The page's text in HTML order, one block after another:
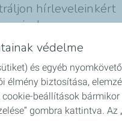
hírleveleinkért
a legérdekesebb hírekről
világából
fields
védelme
és egyéb
élmény biztosítása,
cookie-beállítások
gombra kattintva. Az